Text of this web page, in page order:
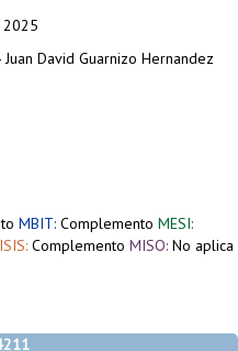
David Guarnizo Hernandez
MBIT: Complemento MESI:
Complemento MISO: No aplica